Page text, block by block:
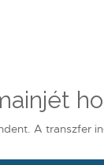
A transzfer